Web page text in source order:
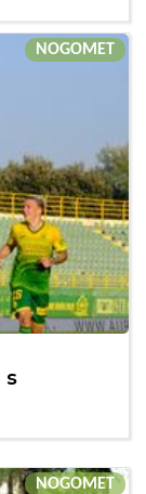
NOGOMET
s
NOGOMET